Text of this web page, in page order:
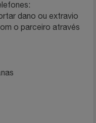
dano ou extravio
o parceiro através